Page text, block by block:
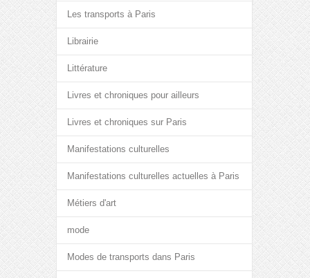
Les transports à Paris
Librairie
Littérature
Livres et chroniques pour ailleurs
Livres et chroniques sur Paris
Manifestations culturelles
Manifestations culturelles actuelles à Paris
Métiers d'art
mode
Modes de transports dans Paris